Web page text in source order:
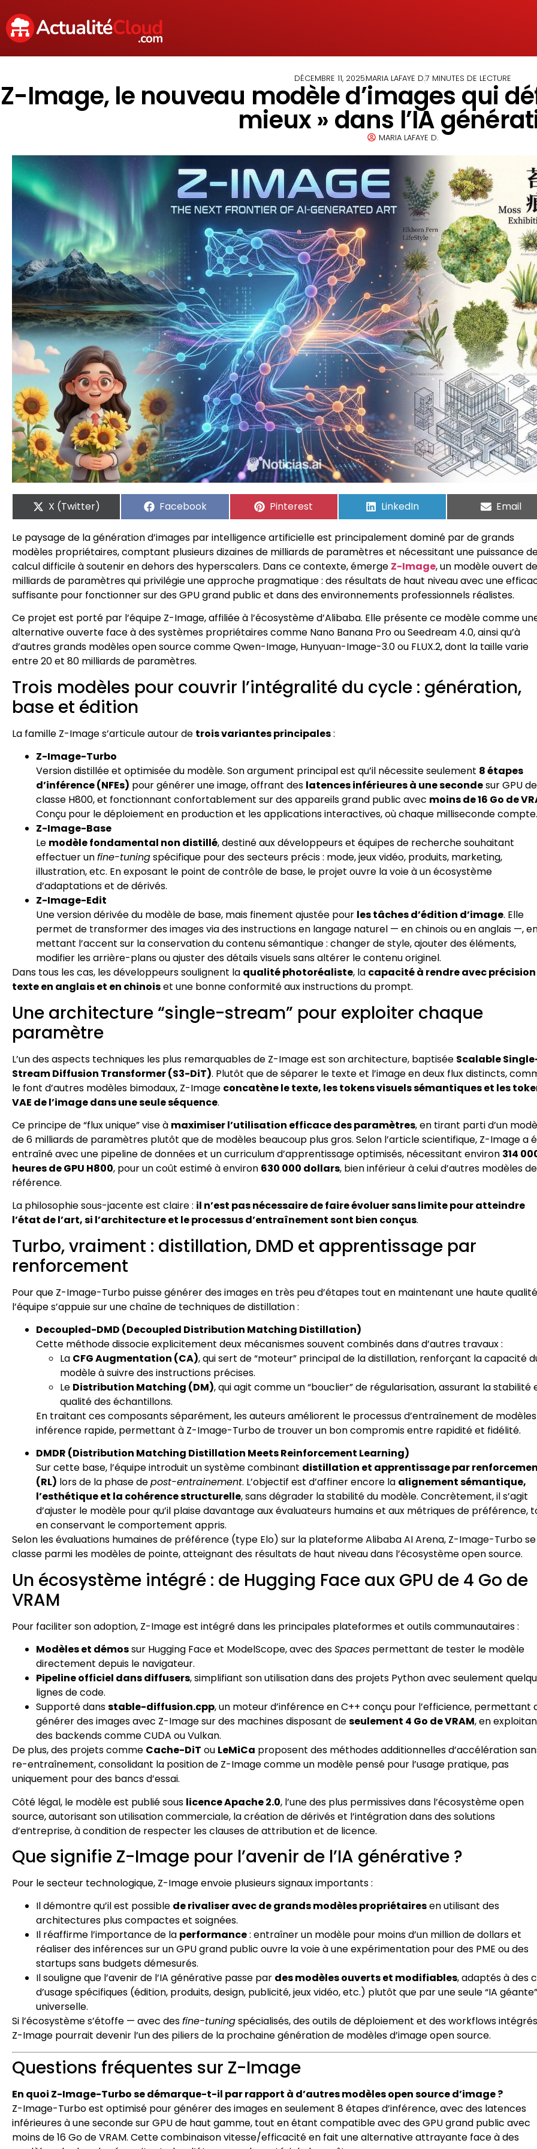
DÉCEMBRE 11, 2025MARIA LAFAYE D.7 MINUTES DE LECTURE
Z-Image, le nouveau modèle d’images qui
mieux » dans l’IA
MARIA LAFAYE D.
X (Twitter) Facebook Pinterest LinkedIn Email
Le paysage de la génération d’images par intelligence artificielle est principalement dominé par de grands
modèles propriétaires, comptant plusieurs dizaines de milliards de paramètres et nécessitant une puissance
calcul difficile à soutenir en dehors des hyperscalers. Dans ce contexte, émerge Z-Image, un modèle ouvert
milliards de paramètres qui privilégie une approche pragmatique : des résultats de haut niveau avec une
suffisante pour fonctionner sur des GPU grand public et dans des environnements professionnels réalistes.
Ce projet est porté par l’équipe Z-Image, affiliée à l’écosystème d’Alibaba. Elle présente ce modèle comme
alternative ouverte face à des systèmes propriétaires comme Nano Banana Pro ou Seedream 4.0, ainsi qu’à
d’autres grands modèles open source comme Qwen-Image, Hunyuan-Image-3.0 ou FLUX.2, dont la taille varie
entre 20 et 80 milliards de paramètres.
Trois modèles pour couvrir l’intégralité du cycle : génération,
base et édition
La famille Z-Image s’articule autour de trois variantes principales:
Z-Image-Turbo
Version distillée et optimisée du modèle. Son argument principal est qu’il nécessite seulement 8 étapes
d’inférence (NFEs) pour générer une image, offrant des latences inférieures à une secondesur GPU de
classe H800, et fonctionnant confortablement sur des appareils grand public avec moins de 16 Go de
Conçu pour le déploiement en production et les applications interactives, où chaque milliseconde compte.
Z-Image-Base
Le modèle fondamental non distillé, destiné aux développeurs et équipes de recherche souhaitant
effectuer unfine-tuningspécifique pour des secteurs précis : mode, jeux vidéo, produits, marketing,
illustration, etc. En exposant le point de contrôle de base, le projet ouvre la voie à un écosystème
d’adaptations et de dérivés.
Z-Image-Edit
Une version dérivée du modèle de base, mais finement ajustée pour les tâches d’édition d’image. Elle
permet de transformer des images via des instructions en langage naturel — en chinois ou en anglais —,
mettant l’accent sur la conservation du contenu sémantique : changer de style, ajouter des éléments,
modifier les arrière-plans ou ajuster des détails visuels sans altérer le contenu originel.
Dans tous les cas, les développeurs soulignent la qualité photoréaliste, la capacité à rendre avec
texte en anglais et en chinoiset une bonne conformité aux instructions du prompt.
Une architecture “single-stream” pour exploiter chaque
paramètre
L’un des aspects techniques les plus remarquables de Z-Image est son architecture, baptisée Scalable
Stream Diffusion Transformer (S3-DiT). Plutôt que de séparer le texte et l’image en deux flux distincts,
le font d’autres modèles bimodaux, Z-Image concatène le texte, les tokens visuels sémantiques et les
VAE de l’image dans une seule séquence.
Ce principe de “flux unique” vise à maximiser l’utilisation efficace des paramètres, en tirant parti d’un
de 6 milliards de paramètres plutôt que de modèles beaucoup plus gros. Selon l’article scientifique, Z-Image a
entraîné avec une pipeline de données et un curriculum d’apprentissage optimisés, nécessitant environ 314
heures de GPU H800, pour un coût estimé à environ 630 000 dollars, bien inférieur à celui d’autres modèles de
référence.
La philosophie sous-jacente est claire : il n’est pas nécessaire de faire évoluer sans limite pour atteindre
l’état de l’art, si l’architecture et le processus d’entraînement sont bien conçus.
Turbo, vraiment : distillation, DMD et apprentissage par
renforcement
Pour que Z-Image-Turbo puisse générer des images en très peu d’étapes tout en maintenant une haute
l’équipe s’appuie sur une chaîne de techniques de distillation :
Decoupled-DMD (Decoupled Distribution Matching Distillation)
Cette méthode dissocie explicitement deux mécanismes souvent combinés dans d’autres travaux :
La CFG Augmentation (CA), qui sert de “moteur” principal de la distillation, renforçant la capacité
modèle à suivre des instructions précises.
Le Distribution Matching (DM), qui agit comme un “bouclier” de régularisation, assurant la stabilité
qualité des échantillons.
En traitant ces composants séparément, les auteurs améliorent le processus d’entraînement de
inférence rapide, permettant à Z-Image-Turbo de trouver un bon compromis entre rapidité et fidélité.
DMDR (Distribution Matching Distillation Meets Reinforcement Learning)
Sur cette base, l’équipe introduit un système combinant distillation et apprentissage par
(RL) lors de la phase depost-entrainement. L’objectif est d’affiner encore la alignement sémantique,
l’esthétique et la cohérence structurelle, sans dégrader la stabilité du modèle. Concrètement, il s’agit
d’ajuster le modèle pour qu’il plaise davantage aux évaluateurs humains et aux métriques de préférence,
en conservant le comportement appris.
Selon les évaluations humaines de préférence (type Elo) sur la plateforme Alibaba AI Arena, Z-Image-Turbo se
classe parmi les modèles de pointe, atteignant des résultats de haut niveau dans l’écosystème open source.
Un écosystème intégré : de Hugging Face aux GPU de 4 Go de
VRAM
Pour faciliter son adoption, Z-Image est intégré dans les principales plateformes et outils communautaires :
Modèles et démossur Hugging Face et ModelScope, avec desSpaces permettant de tester le modèle
directement depuis le navigateur.
Pipeline officiel dans diffusers, simplifiant son utilisation dans des projets Python avec seulement
lignes de code.
Supporté dansstable-diffusion.cpp, un moteur d’inférence en C++ conçu pour l’efficience, permettant
générer des images avec Z-Image sur des machines disposant deseulement 4 Go de VRAM, en
des backends comme CUDA ou Vulkan.
De plus, des projets comme Cache-DiT ou LeMiCa proposent des méthodes additionnelles d’accélération
re-entraînement, consolidant la position de Z-Image comme un modèle pensé pour l’usage pratique, pas
uniquement pour des bancs d’essai.
Côté légal, le modèle est publié sous licence Apache 2.0, l’une des plus permissives dans l’écosystème open
source, autorisant son utilisation commerciale, la création de dérivés et l’intégration dans des solutions
d’entreprise, à condition de respecter les clauses de attribution et de licence.
Que signifie Z-Image pour l’avenir de l’IA générative ?
Pour le secteur technologique, Z-Image envoie plusieurs signaux importants :
Il démontre qu’il est possible de rivaliser avec de grands modèles propriétairesen utilisant des
architectures plus compactes et soignées.
Il réaffirme l’importance de la performance: entraîner un modèle pour moins d’un million de dollars et
réaliser des inférences sur un GPU grand public ouvre la voie à une expérimentation pour des PME ou des
startups sans budgets démesurés.
Il souligne que l’avenir de l’IA générative passe par des modèles ouverts et modifiables, adaptés à des
d’usage spécifiques (édition, produits, design, publicité, jeux vidéo, etc.) plutôt que par une seule “IA géante”
universelle.
Si l’écosystème s’étoffe — avec desfine-tuningspécialisés, des outils de déploiement et des workflows
Z-Image pourrait devenir l’un des piliers de la prochaine génération de modèles d’image open source.
Questions fréquentes sur Z-Image
En quoi Z-Image-Turbo se démarque-t-il par rapport à d’autres modèles open source d’image ?
Z-Image-Turbo est optimisé pour générer des images en seulement 8 étapes d’inférence, avec des latences
inférieures à une seconde sur GPU de haut gamme, tout en étant compatible avec des GPU grand public avec
moins de 16 Go de VRAM. Cette combinaison vitesse/efficacité en fait une alternative attrayante face à des